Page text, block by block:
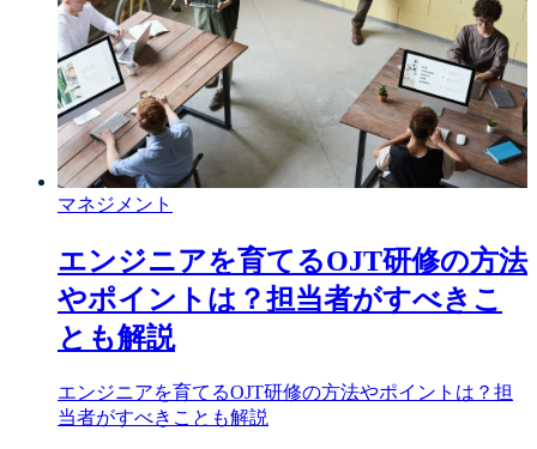
マネジメント
エンジニアを育てるOJT研修の方法
やポイントは？担当者がすべきこ
とも解説
エンジニアを育てるOJT研修の方法やポイントは？担
当者がすべきことも解説